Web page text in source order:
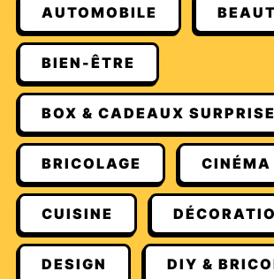
AUTOMOBILE
BIEN-ÊTRE
BOX & CADEAUX SURPRISE
BRICOLAGE CINÉMA
CUISINE
DESIGN DIY &